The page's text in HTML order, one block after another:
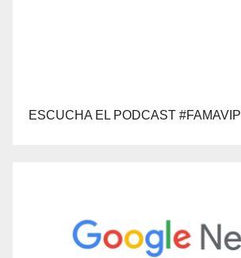
ESCUCHA EL PODCAST #FAMAVIP